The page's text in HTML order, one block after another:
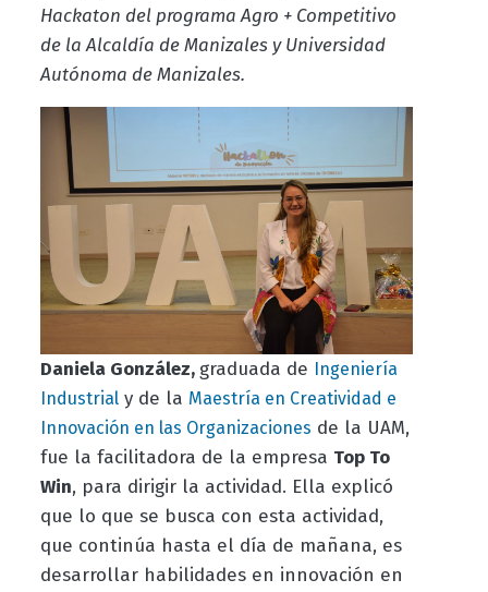
Hackaton del programa Agro + Competitivo
de la Alcaldía de Manizales y Universidad
Autónoma de Manizales.
Daniela González, graduada de
Ingeniería
Industrialy de la Maestría en Creatividad e
Innovación en las Organizaciones de la UAM,
fue la facilitadora de la empresa Top To
Win, para dirigir la actividad. Ella explicó
que lo que se busca con esta actividad,
que continúa hasta el día de mañana, es
desarrollar habilidades en innovación en